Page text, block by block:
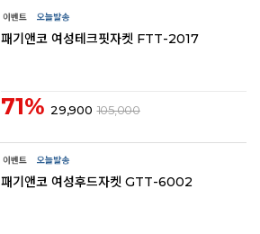
패기앤코 여성테크핏자켓 FTT-2017
71% 29,900 105,000
패기앤코 여성후드자켓 GTT-6002